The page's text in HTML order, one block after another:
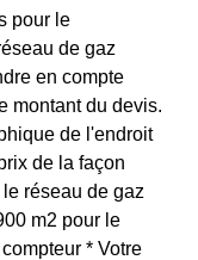
pour le
de gaz
en compte
montant du devis.
de l'endroit
de la façon
réseau de gaz
m2 pour le
* Votre